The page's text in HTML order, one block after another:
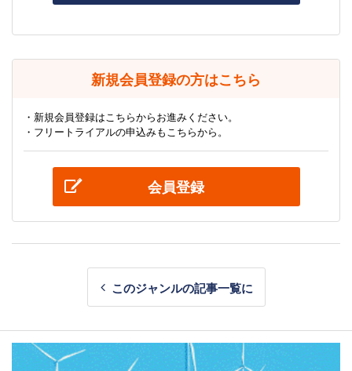
新規会員登録の方はこちら
・新規会員登録はこちらからお進みください。
・フリートライアルの申込みもこちらから。
会員登録
このジャンルの記事一覧に